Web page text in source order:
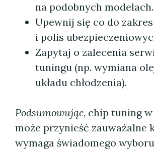
na podobnych modelach.
Upewnij się co do
i polis
Zapytaj o zalecenia
tuningu (np. wymiana
układu chłodzenia).
Podsumowując, chip tuning
może przynieść zauważalne
wymaga świadomego